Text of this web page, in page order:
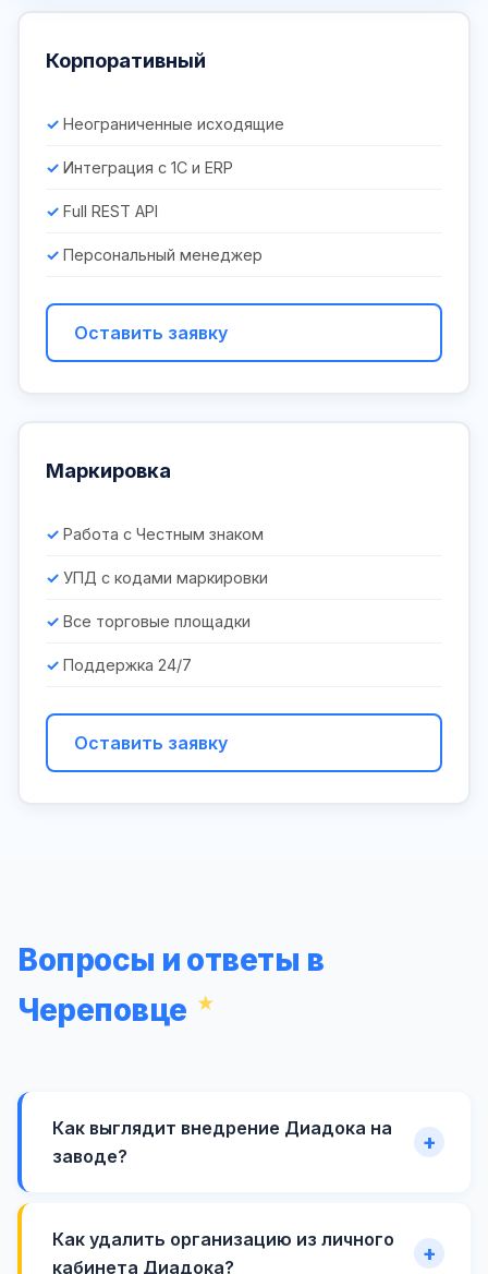
Корпоративный
Неограниченные исходящие
Интеграция с 1С и ERP
Full REST API
Персональный менеджер
Оставить заявку
Маркировка
Работа с Честным знаком
УПД с кодами маркировки
Все торговые площадки
Поддержка 24/7
Оставить заявку
Вопросы и ответы в
Череповце
Как выглядит внедрение Диадока на
заводе?
Как удалить организацию из личного
кабинета Диадока?